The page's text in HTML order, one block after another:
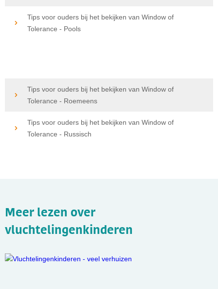
Tips voor ouders bij het bekijken van Window of
Tolerance - Pools
Tips voor ouders bij het bekijken van Window of
Tolerance - Roemeens
Tips voor ouders bij het bekijken van Window of
Tolerance - Russisch
Meer lezen over
vluchtelingenkinderen